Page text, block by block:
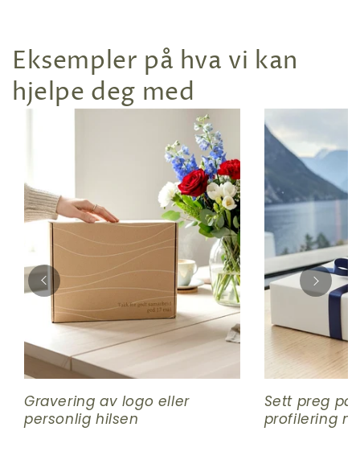
Eksempler på hva vi kan
hjelpe deg med
Gravering av logo eller
personlig hilsen
Sett preg
profilering